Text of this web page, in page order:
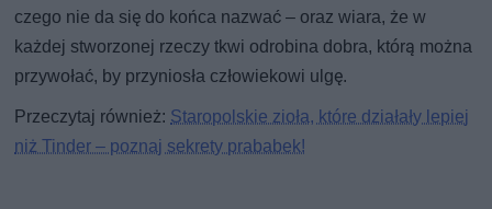
czego nie da się do końca nazwać – oraz wiara, że w
każdej stworzonej rzeczy tkwi odrobina dobra, którą można
przywołać, by przyniosła człowiekowi ulgę.
Przeczytaj również: Staropolskie zioła, które działały lepiej
niż Tinder – poznaj sekrety prababek!